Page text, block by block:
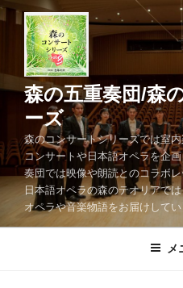
コ
ツ
キ
ッ
プ
森の五重奏団/森
ーズ
森のコンサートシリーズでは室
コンサートや日本語オペラを企
奏団では映像や朗読とのコラボ
日本語オペラの森のテオリアで
オペラや音楽物語をお届けしてい
メ